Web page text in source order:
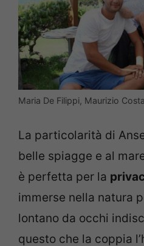
Maria De Filippi, Maurizio
La particolarità di
belle spiagge e al
è perfetta per la
immerse nella natura
lontano da occhi
questo che la coppia